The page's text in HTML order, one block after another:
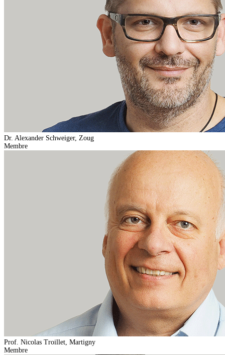
Dr. Alexander Schweiger, Zoug
Membre
Prof. Nicolas Troillet, Martigny
Membre